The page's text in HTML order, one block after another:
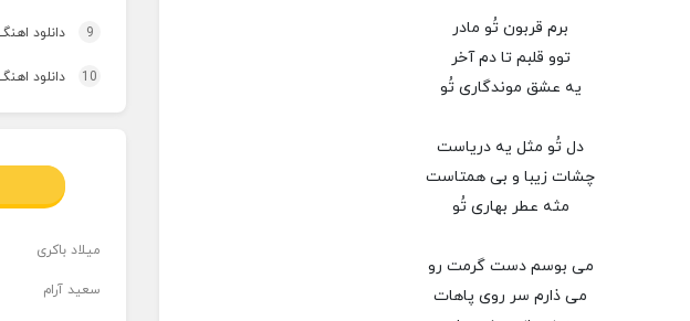
برم قربون تُو مادر
توو قلبم تا دم آخر
یه عشق موندگاری تُو
دل تُو مثل یه دریاست
چشات زیبا و بی همتاست
مثه عطر بهاری تُو
می بوسم دست گرمت رو
می ذارم سر روی پاهات
9 دانلود
10 دانلود
میلاد باکری
سعید آرام